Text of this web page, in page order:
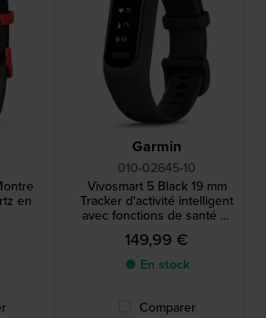
en
Garmin
010-02645-10
Vivosmart 5 Black 19 mm
Tracker d'activité intelligent
avec fonctions de santé et
de fitness
149,99 €
● En stock
Comparer